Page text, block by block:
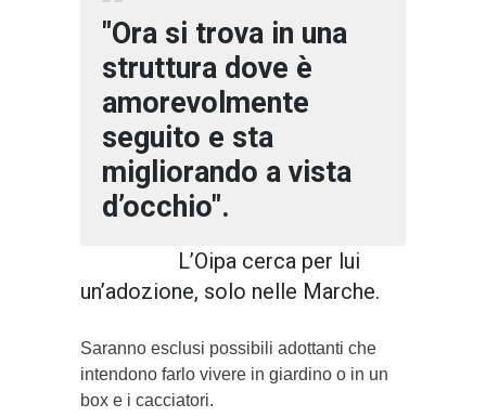
"Ora si trova in una
struttura dove è
amorevolmente
seguito e sta
migliorando a vista
d’occhio".
L’Oipa cerca per lui
un’adozione, solo nelle Marche.
Saranno esclusi possibili adottanti che
intendono farlo vivere in giardino o in un
box e i cacciatori.